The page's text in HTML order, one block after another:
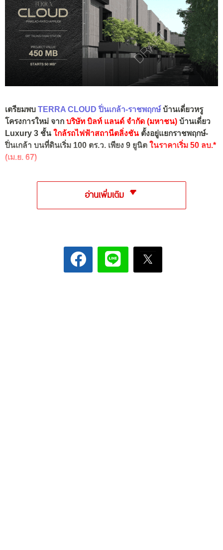
เตรียมพบ TERRA CLOUD ปิ่นเกล้า-ราชพฤกษ์ บ้านเดี่ยวหรู
โครงการใหม่ จาก บริษัท บิลท์ แลนด์ จำกัด (มหาชน) บ้านเดี่ยว
Luxury 3 ชั้น ใกล้รถไฟฟ้าสถานีตลิ่งชัน ตั้งอยู่แยกราชพฤกษ์-
ปิ่นเกล้า บนที่ดินเริ่ม 100 ตร.ว. เพียง 9 ยูนิต ในราคาเริ่ม 50 ลบ.*
(เม.ย. 67)
อ่านเพิ่มเติม